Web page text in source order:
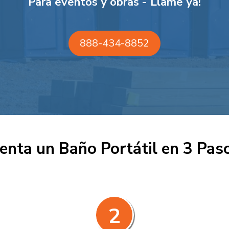
888-434-8852
un Baño Portátil en 3
2